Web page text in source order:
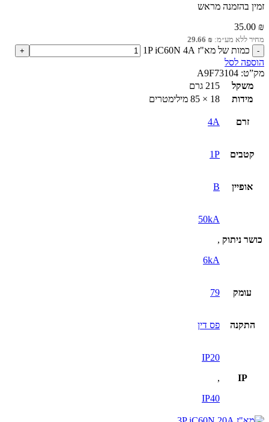
זמין בהזמנה מראש
35.00 ₪
מחיר ללא מע״מ: 29.66 ₪
כמות של מא"ז 1P iC60N 4A
הוספה לסל
מק”ט: A9F73104
משקל
215 גרם
מידות
18 × 85 מילימטרים
זרם 4A
קטבים 1P
אופיין B
כושר ניתוק
50kA
,
6kA
עומק 79
התקנה פס דין
IP
IP20
,
IP40